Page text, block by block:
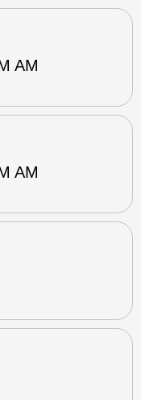
AM
AM